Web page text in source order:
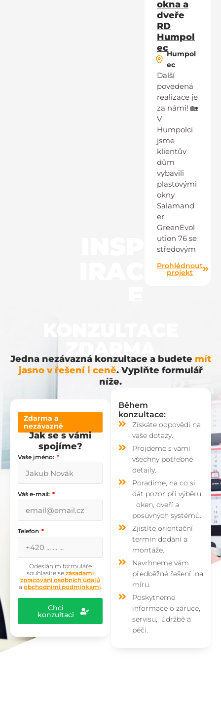
okna a
dveře
RD
Humpol
ec
Humpol
ec
Další
povedená
realizace je
za námi! 🏡
V
Humpolci
jsme
klientův
dům
vybavili
plastovými
okny
Salamand
er
GreenEvol
ution 76 se
středovým
Prohlédnout
projekt
ZDARMA
Jedna nezávazná konzultace a budete mít
jasno v řešení i ceně. Vyplňte formulář
níže.
Zdarma a
nezávazně
Jak se s vámi
spojíme?
Vaše jméno:
Váš e-mail:
Telefon
Odesláním formuláře
souhlasíte se zásadami
zpracování osobních údajů
a obchodními podmínkami.
Chci
konzultaci
Během
konzultace:
Získáte odpovědi na
vaše dotazy.
Projdeme s vámi
všechny potřebné
detaily.
Poradíme, na co si
dát pozor při výběru
oken, dveří a
posuvných systémů.
Zjistíte orientační
termín dodání a
montáže.
Navrhneme vám
předběžné řešení na
míru.
Poskytneme
informace o záruce,
servisu, údržbě a
péči.